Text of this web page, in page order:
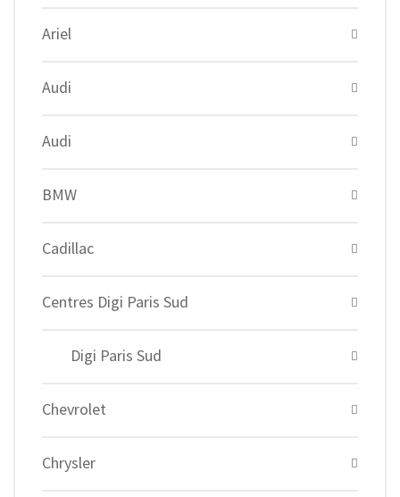
Ariel
Audi
Audi
BMW
Cadillac
Centres Digi Paris Sud
Digi Paris Sud
Chevrolet
Chrysler